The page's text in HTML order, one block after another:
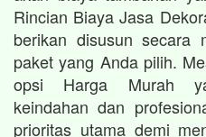
Rincian Biaya Jasa
berikan disusun secara
paket yang Anda pilih.
opsi Harga Murah
keindahan dan
prioritas utama demi